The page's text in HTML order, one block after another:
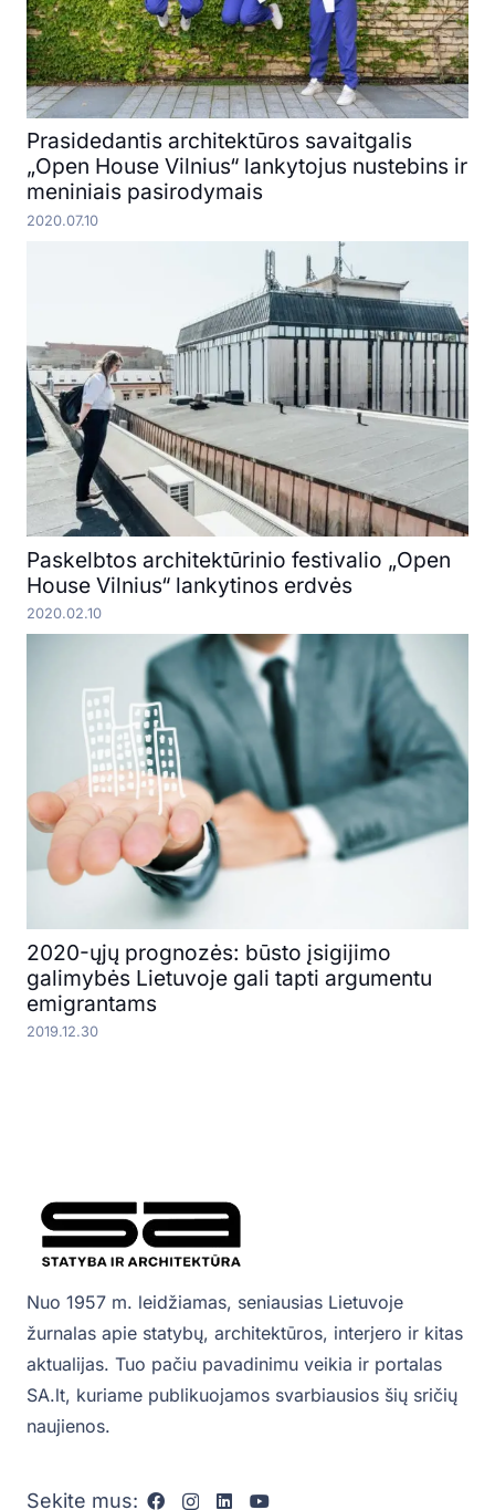
Prasidedantis architektūros savaitgalis
„Open House Vilnius“ lankytojus nustebins ir
meniniais pasirodymais
2020.07.10
Paskelbtos architektūrinio festivalio „Open
House Vilnius“ lankytinos erdvės
2020.02.10
2020-ųjų prognozės: būsto įsigijimo
galimybės Lietuvoje gali tapti argumentu
emigrantams
2019.12.30
Nuo 1957 m. leidžiamas, seniausias Lietuvoje
žurnalas apie statybų, architektūros, interjero ir kitas
aktualijas. Tuo pačiu pavadinimu veikia ir portalas
SA.lt, kuriame publikuojamos svarbiausios šių sričių
naujienos.
Sekite mus: